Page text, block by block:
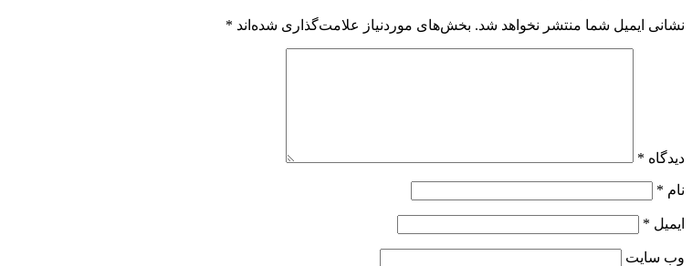
نشانی ایمیل شما منتشر نخواهد شد. بخش‌های موردنیاز علامت‌گذاری شده‌اند *
دیدگاه *
نام *
ایمیل *
وب‌ سایت